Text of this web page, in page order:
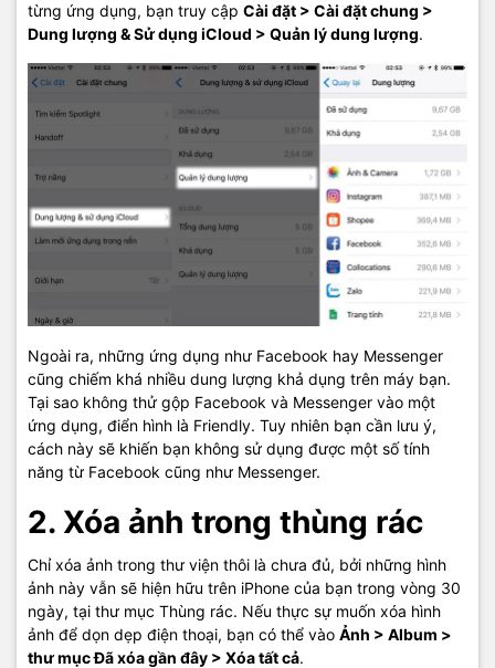
từng ứng dụng, bạn truy cập Cài đặt > Cài đặt chung >
Dung lượng & Sử dụng iCloud > Quản lý dung lượng.
Ngoài ra, những ứng dụng như Facebook hay Messenger
cũng chiếm khá nhiều dung lượng khả dụng trên máy bạn.
Tại sao không thử gộp Facebook và Messenger vào một
ứng dụng, điển hình là Friendly. Tuy nhiên bạn cần lưu ý,
cách này sẽ khiến bạn không sử dụng được một số tính
năng từ Facebook cũng như Messenger.
2. Xóa ảnh trong thùng rác
Chỉ xóa ảnh trong thư viện thôi là chưa đủ, bởi những hình
ảnh này vẫn sẽ hiện hữu trên iPhone của bạn trong vòng 30
ngày, tại thư mục Thùng rác. Nếu thực sự muốn xóa hình
ảnh để dọn dẹp điện thoại, bạn có thể vào Ảnh > Album >
thư mục Đã xóa gần đây > Xóa tất cả.